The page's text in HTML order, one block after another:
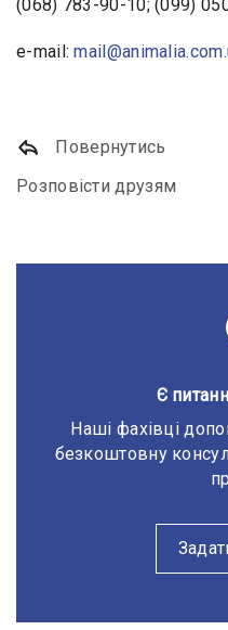
(068) 783-90-10; (099)
e-mail:
Повернутись
Розповісти друзям
Є
Наші фахівці
безкоштовну